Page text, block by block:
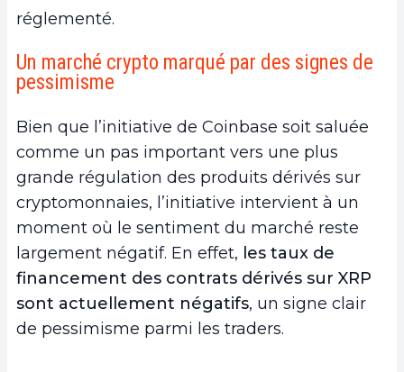
réglementé.
Un marché crypto marqué par des signes de
pessimisme
Bien que l’initiative de Coinbase soit saluée
comme un pas important vers une plus
grande régulation des produits dérivés sur
cryptomonnaies, l’initiative intervient à un
moment où le sentiment du marché reste
largement négatif. En effet, les taux de
financement des contrats dérivés sur XRP
sont actuellement négatifs, un signe clair
de pessimisme parmi les traders.